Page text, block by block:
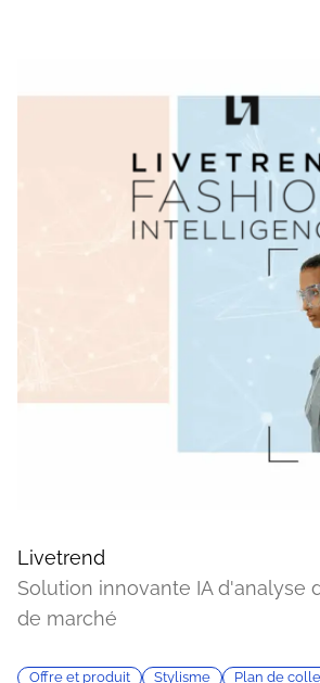
Livetrend
Solution innovante IA d'analyse
de marché
Offre et produit Stylisme Plan de